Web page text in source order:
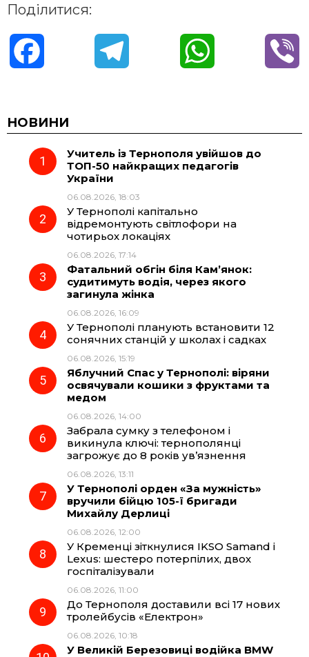
Поділитися:
c
e
o
k
e
r
a
m
t
A
НОВИНИ
Учитель із Тернополя увійшов до
ТОП-50 найкращих педагогів
України
06.08.2026, 18:03
У Тернополі капітально
відремонтують світлофори на
чотирьох локаціях
06.08.2026, 17:14
Фатальний обгін біля Кам’янок:
судитимуть водія, через якого
загинула жінка
06.08.2026, 16:09
У Тернополі планують встановити 12
сонячних станцій у школах і садках
06.08.2026, 15:19
Яблучний Спас у Тернополі: віряни
освячували кошики з фруктами та
медом
06.08.2026, 14:00
Забрала сумку з телефоном і
викинула ключі: тернополянці
загрожує до 8 років ув’язнення
06.08.2026, 13:11
У Тернополі орден «За мужність»
вручили бійцю 105-ї бригади
Михайлу Дерлиці
06.08.2026, 12:00
У Кременці зіткнулися IKSO Samand і
Lexus: шестеро потерпілих, двох
госпіталізували
06.08.2026, 11:00
До Тернополя доставили всі 17 нових
тролейбусів «Електрон»
06.08.2026, 10:18
У Великій Березовиці водійка BMW